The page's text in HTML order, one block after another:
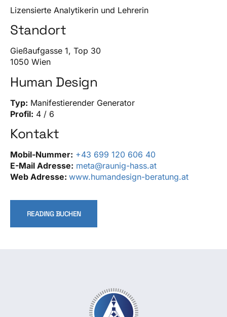
Lizensierte Analytikerin und Lehrerin
Standort
Gießaufgasse 1, Top 30
1050 Wien
Human Design
Typ: Manifestierender Generator
Profil: 4 / 6
Kontakt
Mobil-Nummer: +43 699 120 606 40
E-Mail Adresse: meta@raunig-hass.at
Web Adresse: www.humandesign-beratung.at
READING BUCHEN